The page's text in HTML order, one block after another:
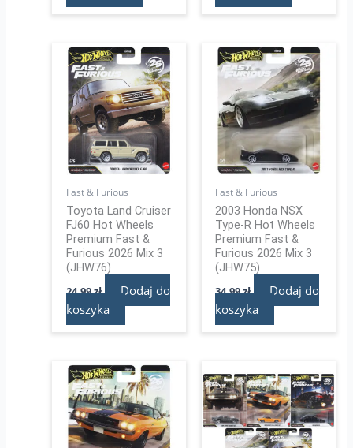
Fast & Furious
Toyota Land Cruiser
FJ60 Hot Wheels
Premium Fast &
Furious 2026 Mix 3
(JHW76)
24,99zł
Dodaj do
koszyka
Fast & Furious
2003 Honda NSX
Type-R Hot Wheels
Premium Fast &
Furious 2026 Mix 3
(JHW75)
34,99zł
Dodaj do
koszyka